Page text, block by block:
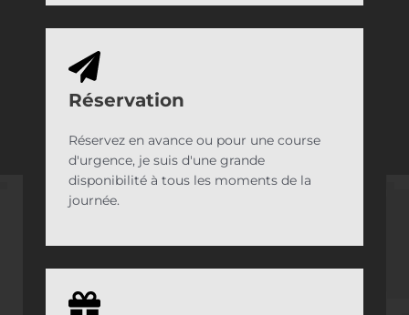
Réservation
Réservez en avance ou pour une course
d'urgence, je suis d'une grande
disponibilité à tous les moments de la
journée.